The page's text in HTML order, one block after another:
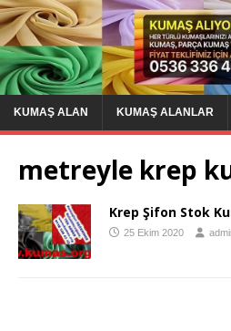
KUMAŞ ALAN KUMAŞ ALANLAR
metreyle krep
Krep Şifon Stok
25 Ekim 2020